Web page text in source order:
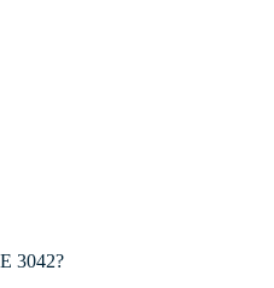
3042?